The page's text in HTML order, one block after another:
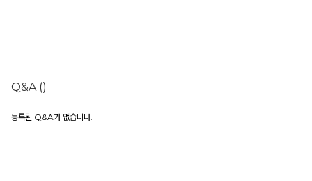
HJ모델 사이즈
상의 평소 55size & 하의 Ssize 착용 │ 키167cm
전체적으로 슬림하고 골반이 약간 있는
Q&A ()
등록된 Q&A가 없습니다.